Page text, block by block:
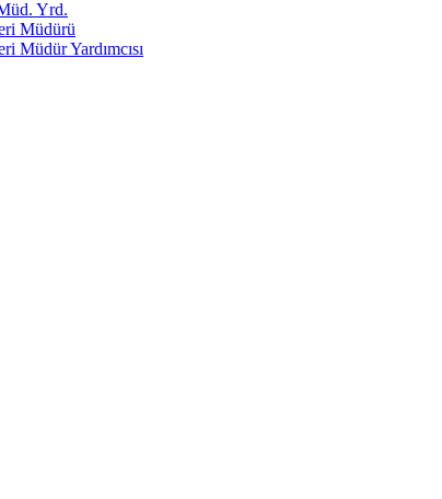
Yrd.
Müdürü
Müdür Yardımcısı